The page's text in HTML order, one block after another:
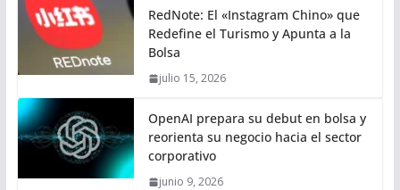
RedNote: El «Instagram Chino» que
Redefine el Turismo y Apunta a la
Bolsa
julio 15, 2026
OpenAI prepara su debut en bolsa y
reorienta su negocio hacia el sector
corporativo
junio 9, 2026